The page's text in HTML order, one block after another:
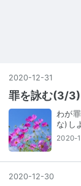
2020-12-31
罪を詠む(3/3)
わが
な)し
2020-
2020-12-30